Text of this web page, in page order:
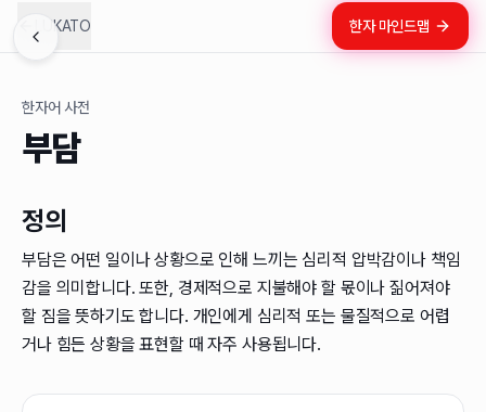
LUKATO 한자 마인드맵
한자어 사전
부담
정의
부담은 어떤 일이나 상황으로 인해 느끼는 심리적 압박감이나 책임
감을 의미합니다. 또한, 경제적으로 지불해야 할 몫이나 짊어져야
할 짐을 뜻하기도 합니다. 개인에게 심리적 또는 물질적으로 어렵
거나 힘든 상황을 표현할 때 자주 사용됩니다.